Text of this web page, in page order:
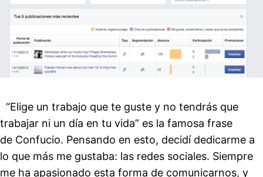
“Elige un trabajo que te guste y no tendrás que
trabajar ni un día en tu vida” es la famosa frase
de Confucio. Pensando en esto, decidí dedicarme a
lo que más me gustaba: las redes sociales. Siempre
me ha apasionado esta forma de comunicarnos, y